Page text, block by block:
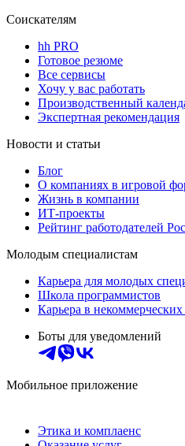
Соискателям
hh PRO
Готовое резюме
Все сервисы
Хочу у вас работать
Производственный
Экспертная рекомендация
Новости и статьи
Блог
О компаниях в игровой
Жизнь в компании
ИТ-проекты
Рейтинг работодателей
Молодым специалистам
Карьера для молодых
Школа программистов
Карьера в
Боты для уведомлений
Мобильное приложение
Этика и комплаенс